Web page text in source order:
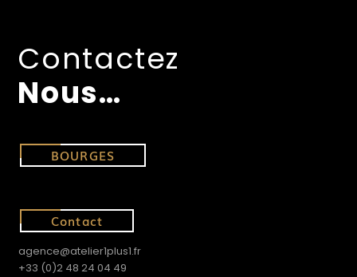
Contactez
Nous…
BOURGES
Contact
agence@atelier1plus1.fr
+33 (0)2 48 24 04 49